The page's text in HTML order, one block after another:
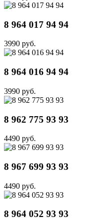
8 964 017 94 94
3990 руб.
8 964 016 94 94
3990 руб.
8 962 775 93 93
4490 руб.
8 967 699 93 93
4490 руб.
8 964 052 93 93